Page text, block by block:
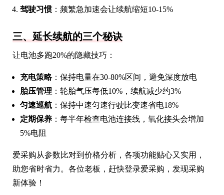
驾驶习惯：频繁急加速会让续航缩短10-15%
三、延长续航的三个秘诀
让电池多跑20%的隐藏技巧：
充电策略：保持电量在30-80%区间，避免深度放电
胎压管理 ：轮胎气压每低10%，续航减少约3%
匀速巡航 ：保持中速匀速行驶比变速省电18%
定期保养 ：每半年检查电池连接线，氧化接头会增加
5%电阻
爱采购从参数比对到价格分析，各项功能贴心又实用，
助您省时省力。各位老板，赶快登录爱采购，发现采购
新体验！